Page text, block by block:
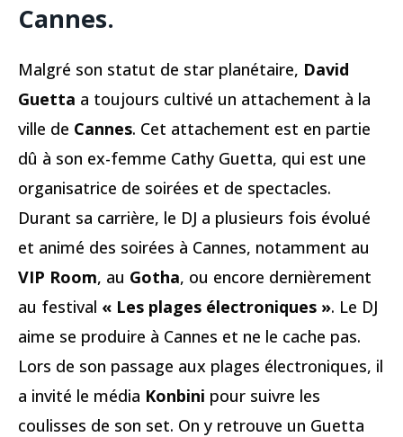
Cannes.
Malgré son statut de star planétaire, David
Guetta a toujours cultivé un attachement à la
ville de Cannes. Cet attachement est en partie
dû à son ex-femme Cathy Guetta, qui est une
organisatrice de soirées et de spectacles.
Durant sa carrière, le DJ a plusieurs fois évolué
et animé des soirées à Cannes, notamment au
VIP Room, au Gotha, ou encore dernièrement
au festival « Les plages électroniques ». Le DJ
aime se produire à Cannes et ne le cache pas.
Lors de son passage aux plages électroniques, il
a invité le média Konbini pour suivre les
coulisses de son set. On y retrouve un Guetta